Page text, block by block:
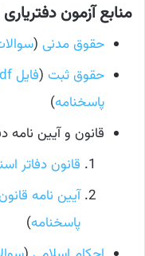
منابع آزمون
حقوق مدنی (
حقوق ثبت (فایل pdf آیین نامه ثبت
پاسخنامه)
قانون و آیین نامه
قانون دفاتر
آیین نامه
پاسخنامه)